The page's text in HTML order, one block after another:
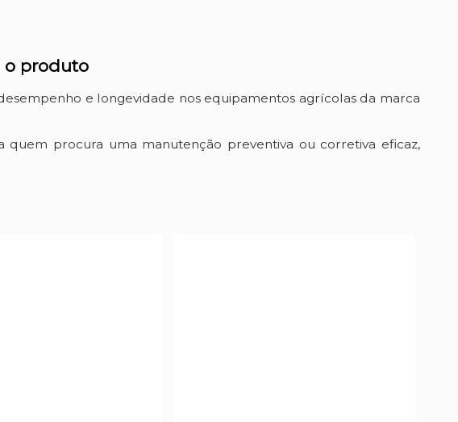
o produto
e longevidade nos equipamentos agrícolas da marca
procura uma manutenção preventiva ou corretiva eficaz,